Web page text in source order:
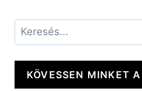
Keresés
KÖVESSEN MINKET